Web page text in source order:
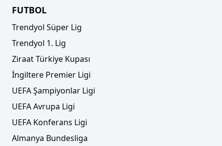
FUTBOL
Trendyol Süper Lig
Trendyol 1. Lig
Ziraat Türkiye Kupası
İngiltere Premier Ligi
UEFA Şampiyonlar Ligi
UEFA Avrupa Ligi
UEFA Konferans Ligi
Almanya Bundesliga